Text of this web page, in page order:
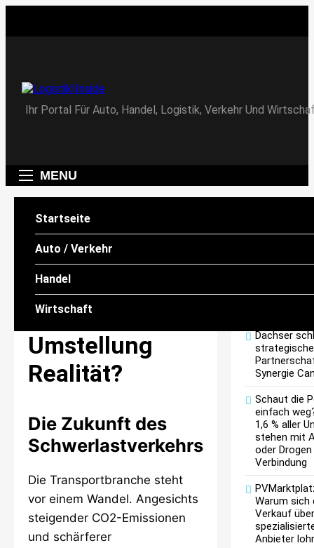
content
Logistik|Inside
Ihr Portal Für Auto, Handel, Logistik, Verkehr Und
MENU
Startseite
Auto / Verkehr
Handel
Wirtschaft
AUTO / VERKEHR
Elektro-LKWs
im Vormarsch –
Wann wird die
Umstellung
Realität?
Die Zukunft des
Schwerlastverkehrs
Die Transportbranche steht
vor einem Wandel. Angesichts
steigender CO2-Emissionen
und schärferer
Neueste
Dachser
strategische
Synergie
Schaut die
einfach
1,6 % aller
stehen mit
oder Drogen
Verbindung
Warum sich
Verkauf
Anbieter